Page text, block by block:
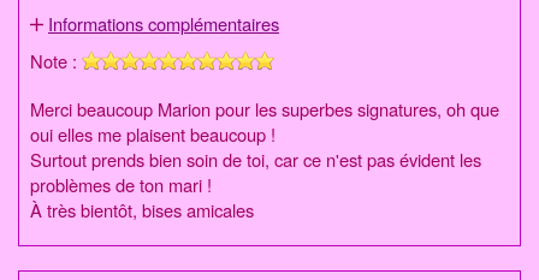
Informations complémentaires
Note :
Merci beaucoup Marion pour les superbes signatures, oh que
oui elles me plaisent beaucoup !
Surtout prends bien soin de toi, car ce n'est pas évident les
problèmes de ton mari !
À très bientôt, bises amicales